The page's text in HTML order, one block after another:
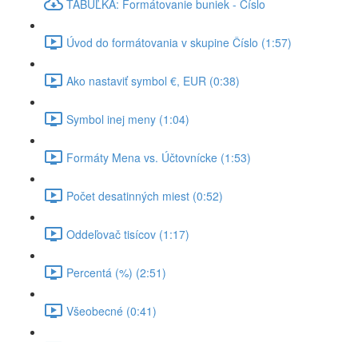
TABUĽKA: Formátovanie buniek - Číslo
Úvod do formátovania v skupine Číslo (1:57)
Ako nastaviť symbol €, EUR (0:38)
Symbol inej meny (1:04)
Formáty Mena vs. Účtovnícke (1:53)
Počet desatinných miest (0:52)
Oddeľovač tisícov (1:17)
Percentá (%) (2:51)
Všeobecné (0:41)